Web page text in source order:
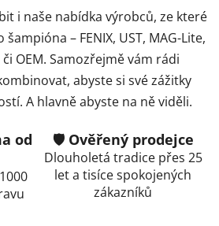
v
k
y
v
ý
p
u
i naše nabídka výrobců, ze které
– FENIX, UST, MAG-Lite,
OEM. Samozřejmě vám rádi
abyste si své zážitky
A hlavně abyste na ně viděli.
od
🛡️ Ověřený prodejce
Dlouholetá tradice přes 25
let a tisíce spokojených
zákazníků